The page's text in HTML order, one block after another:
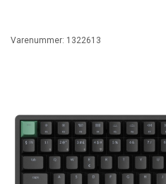
Varenummer: 1322613